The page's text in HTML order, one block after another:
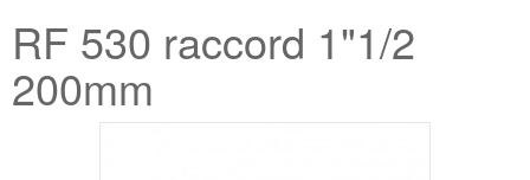
RF 530 raccord 1"1/2
200mm